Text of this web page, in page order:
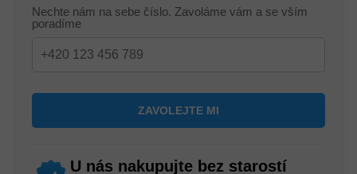
Nechte nám na sebe číslo. Zavoláme vám a se vším
poradíme
U nás nakupujte bez starostí